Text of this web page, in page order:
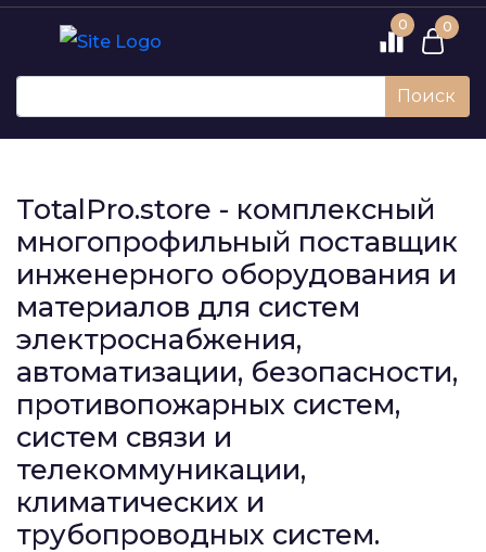
0 0
Поиск
TotalPro.store - комплексный
многопрофильный поставщик
инженерного оборудования и
материалов для систем
электроснабжения,
автоматизации, безопасности,
противопожарных систем,
систем связи и
телекоммуникации,
климатических и
трубопроводных систем.